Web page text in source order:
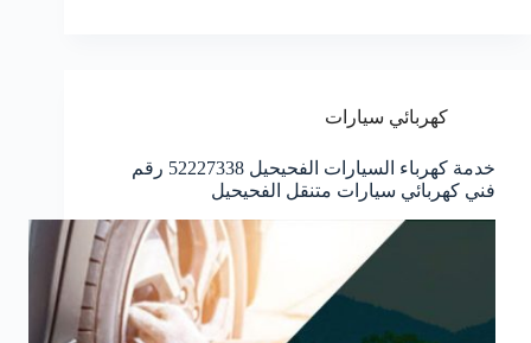
كهربائي سيارات
خدمة كهرباء السيارات الفحيحيل 52227338 رقم
فني كهربائي سيارات متنقل الفحيحيل